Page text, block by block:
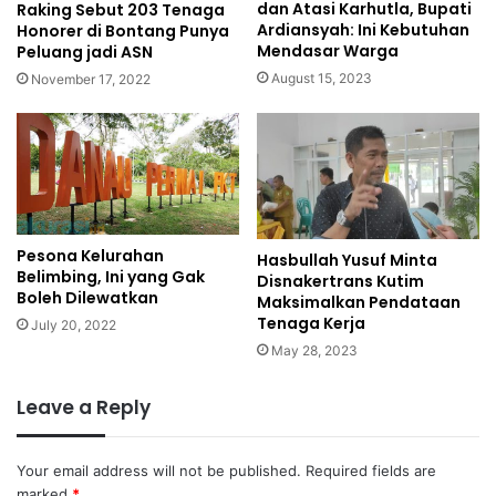
Raking Sebut 203 Tenaga
Honorer di Bontang Punya
Peluang jadi ASN
November 17, 2022
dan Atasi Karhutla, Bupati
Ardiansyah: Ini Kebutuhan
Mendasar Warga
August 15, 2023
Pesona Kelurahan
Belimbing, Ini yang Gak
Boleh Dilewatkan
July 20, 2022
Hasbullah Yusuf Minta
Disnakertrans Kutim
Maksimalkan Pendataan
Tenaga Kerja
May 28, 2023
Leave a Reply
Your email address will not be published. Required fields are